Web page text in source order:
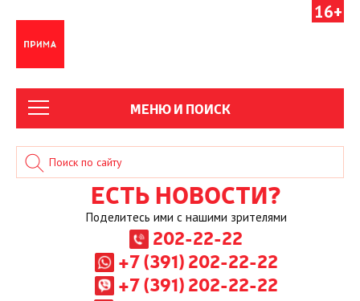
16+
МЕНЮ И ПОИСК
ЕСТЬ НОВОСТИ?
Поделитесь ими с нашими зрителями
202-22-22
+7 (391) 202-22-22
+7 (391) 202-22-22